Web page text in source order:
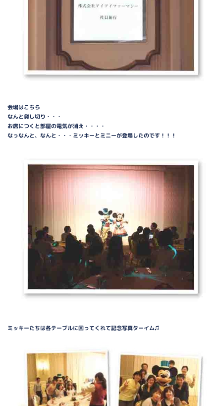
会場はこちら
なんと貸し切り・・・
お席につくと部屋の電気が消え・・・・
なっなんと、なんと・・・ミッキーとミニーが登場したのです！！！
ミッキーたちは各テーブルに回ってくれて記念写真ターイム♫